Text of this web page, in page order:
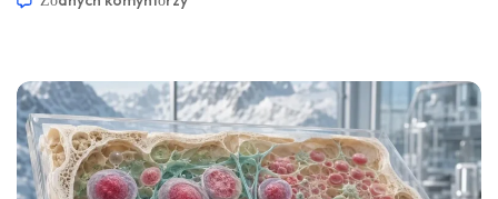
wątroby, który zmienia plan. 📖 ~11 minut 📅 31 lipca 2026